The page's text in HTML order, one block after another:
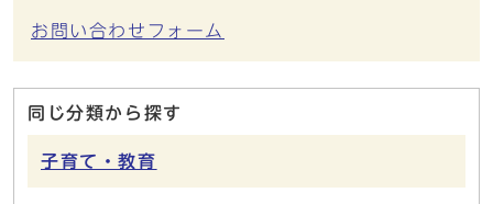
お問い合わせフォーム
同じ分類から探す
子育て・教育